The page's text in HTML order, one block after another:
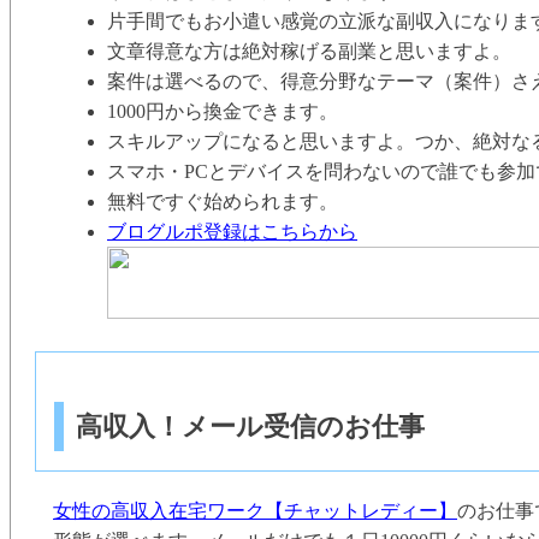
片手間でもお小遣い感覚の立派な副収入になりま
文章得意な方は絶対稼げる副業と思いますよ。
案件は選べるので、得意分野なテーマ（案件）さ
1000円から換金できます。
スキルアップになると思いますよ。つか、絶対
スマホ・PCとデバイスを問わないので誰でも参
無料ですぐ始められます。
ブログルポ登録はこちらから
高収入！メール受信のお仕事
女性の高収入在宅ワーク【チャットレディー】 のお仕